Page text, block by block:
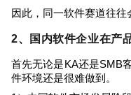
因此，同一软件赛道往往
2、国内软件企业在产
首先无论是KA还是SMB
件环境还是很难做到。